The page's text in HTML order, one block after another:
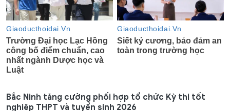
Bắc Ninh tăng cường phối hợp tổ chức Kỳ thi tốt
nghiệp THPT và tuyển sinh 2026